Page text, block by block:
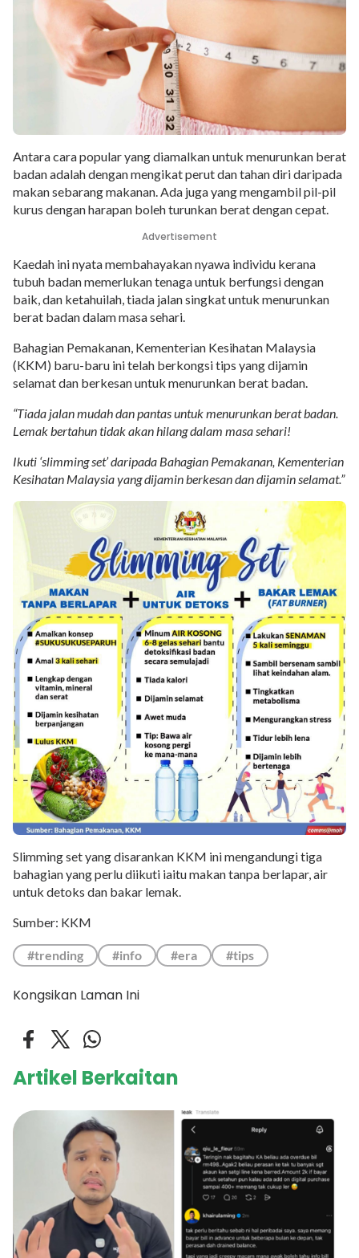
Antara cara popular yang diamalkan untuk menurunkan berat
badan adalah dengan mengikat perut dan tahan diri daripada
makan sebarang makanan. Ada juga yang mengambil pil-pil
kurus dengan harapan boleh turunkan berat dengan cepat.
Advertisement
Kaedah ini nyata membahayakan nyawa individu kerana
tubuh badan memerlukan tenaga untuk berfungsi dengan
baik, dan ketahuilah, tiada jalan singkat untuk menurunkan
berat badan dalam masa sehari.
Bahagian Pemakanan, Kementerian Kesihatan Malaysia
(KKM) baru-baru ini telah berkongsi tips yang dijamin
selamat dan berkesan untuk menurunkan berat badan.
“Tiada jalan mudah dan pantas untuk menurunkan berat badan.
Lemak bertahun tidak akan hilang dalam masa sehari!
Ikuti ‘slimming set’ daripada Bahagian Pemakanan, Kementerian
Kesihatan Malaysia yang dijamin berkesan dan dijamin selamat.”
Slimming set yang disarankan KKM ini mengandungi tiga
bahagian yang perlu diikuti iaitu makan tanpa berlapar, air
untuk detoks dan bakar lemak.
Sumber: KKM
#trending #info #era #tips
Kongsikan Laman Ini
Artikel Berkaitan